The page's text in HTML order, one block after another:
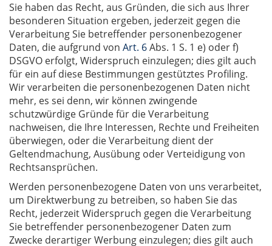
Sie haben das Recht, aus Gründen, die sich aus Ihrer
besonderen Situation ergeben, jederzeit gegen die
Verarbeitung Sie betreffender personenbezogener
Daten, die aufgrund von Art. 6Abs. 1 S. 1 e) oder f)
DSGVO erfolgt, Widerspruch einzulegen; dies gilt auch
für ein auf diese Bestimmungen gestütztes Profiling.
Wir verarbeiten die personenbezogenen Daten nicht
mehr, es sei denn, wir können zwingende
schutzwürdige Gründe für die Verarbeitung
nachweisen, die Ihre Interessen, Rechte und Freiheiten
überwiegen, oder die Verarbeitung dient der
Geltendmachung, Ausübung oder Verteidigung von
Rechtsansprüchen.
Werden personenbezogene Daten von uns verarbeitet,
um Direktwerbung zu betreiben, so haben Sie das
Recht, jederzeit Widerspruch gegen die Verarbeitung
Sie betreffender personenbezogener Daten zum
Zwecke derartiger Werbung einzulegen; dies gilt auch